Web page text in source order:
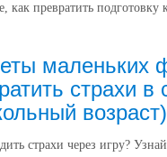
как превратить подготовку
маленьких
страхи
возраст)
страхи через игру?